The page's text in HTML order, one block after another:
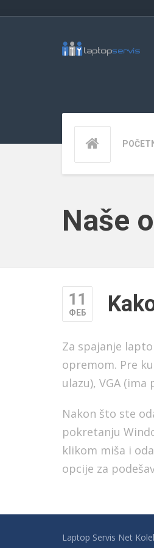
Naše
11
ФЕБ
Za spajanje
opremom. Pre
ulazu), VGA
Nakon što ste
pokretanju
klikom miša i
opcije za
Laptop Servis Net